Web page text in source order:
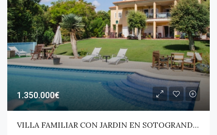
1.350.000€
VILLA FAMILIAR CON JARDIN EN SOTOGRANDE ALTO!